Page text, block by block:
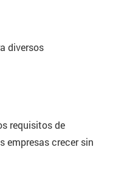
diversos
requisitos de
empresas crecer sin